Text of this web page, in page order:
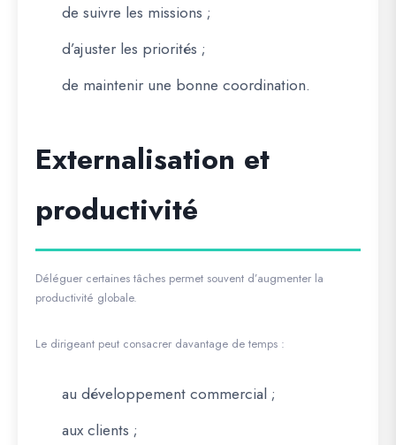
de suivre les missions ;
d’ajuster les priorités ;
de maintenir une bonne coordination.
Externalisation et
productivité
Déléguer certaines tâches permet souvent d’augmenter la
productivité globale.
Le dirigeant peut consacrer davantage de temps :
au développement commercial ;
aux clients ;